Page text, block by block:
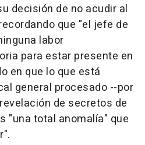
decisión de no acudir al
que "el jefe de
labor
para estar presente en
en que lo que está
general procesado --por
de secretos de
"una total anomalía" que